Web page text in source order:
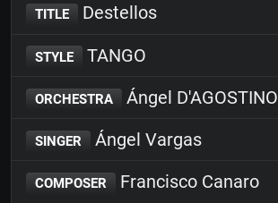
TITLE Destellos
STYLE TANGO
ORCHESTRA Ángel D'AGOSTINO
SINGER Ángel Vargas
COMPOSER Francisco Canaro